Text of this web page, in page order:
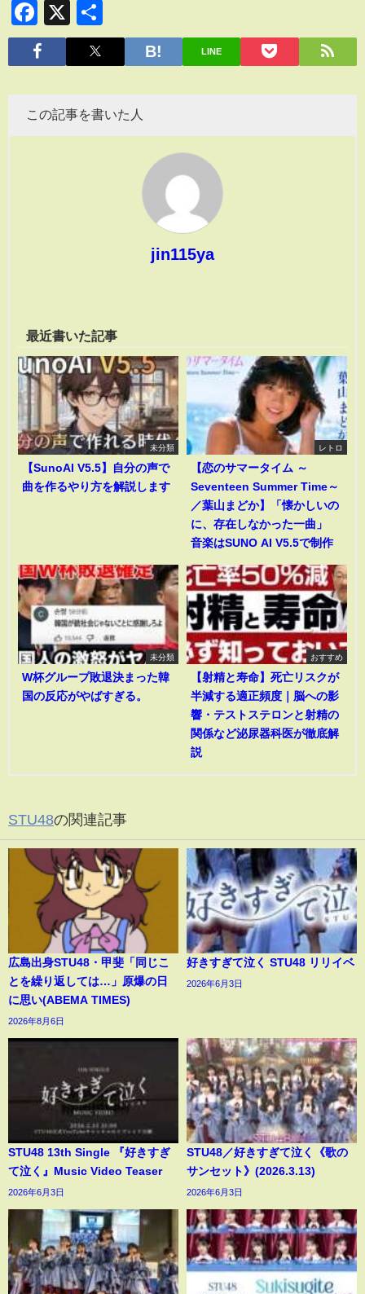
Facebook
X
有
LINE
この記事を書いた人
jin115ya
最近書いた記事
未分類
【SunoAI V5.5】自分の声で
曲を作るやり方を解説します
レトロ
【恋のサマータイム ～
Seventeen Summer Time～
／葉山まどか】「懐かしいの
に、存在しなかった一曲」
音楽はSUNO AI V5.5で制作
未分類
W杯グループ敗退決まった韓
国の反応がやばすぎる。
おすすめ
【射精と寿命】死亡リスクが
半減する適正頻度｜脳への影
響・テストステロンと射精の
関係など泌尿器科医が徹底解
説
STU48の関連記事
広島出身STU48・甲斐「同じこ
とを繰り返しては…」原爆の日
に思い(ABEMA TIMES)
2026年8月6日
好きすぎて泣く STU48 リリイベ
2026年6月3日
STU48 13th Single 『好きすぎ
て泣く』Music Video Teaser
2026年6月3日
STU48／好きすぎて泣く《歌の
サンセット》(2026.3.13)
2026年6月3日